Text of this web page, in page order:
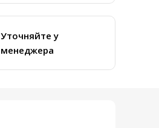
Уточняйте у
менеджера